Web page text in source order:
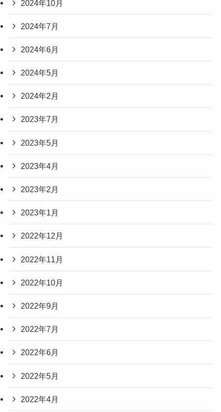
2024年10月
2024年7月
2024年6月
2024年5月
2024年2月
2023年7月
2023年5月
2023年4月
2023年2月
2023年1月
2022年12月
2022年11月
2022年10月
2022年9月
2022年7月
2022年6月
2022年5月
2022年4月